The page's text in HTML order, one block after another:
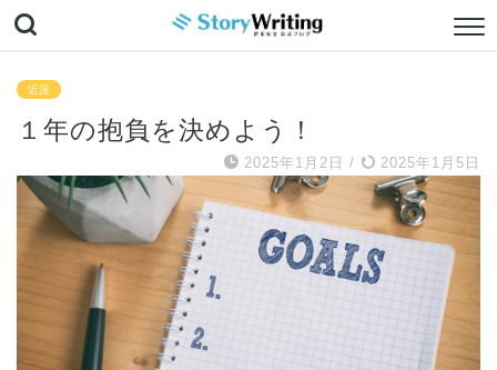
近況
１年の抱負を決めよう！
2025年1月2日 / 2025年1月5日